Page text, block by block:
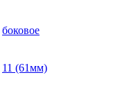
боковое
11 (61мм)